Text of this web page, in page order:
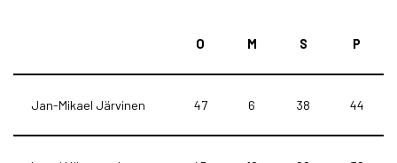
O M S P
Jan-Mikael Järvinen 47 6 38 44